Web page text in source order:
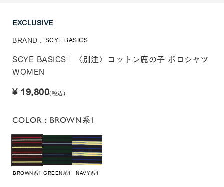
EXCLUSIVE
BRAND : SCYE BASICS
SCYE BASICS | 〈別注〉コットン鹿の子 ポロシャツ
WOMEN
¥ 19,800(税込)
COLOR : BROWN系1
BROWN系1 GREEN系1 NAVY系1